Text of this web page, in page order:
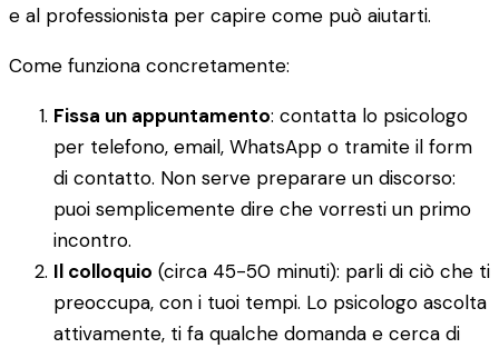
e al professionista per capire come può aiutarti.
Come funziona concretamente:
Fissa un appuntamento: contatta lo psicologo
per telefono, email, WhatsApp o tramite il form
di contatto. Non serve preparare un discorso:
puoi semplicemente dire che vorresti un primo
incontro.
Il colloquio (circa 45-50 minuti): parli di ciò che ti
preoccupa, con i tuoi tempi. Lo psicologo ascolta
attivamente, ti fa qualche domanda e cerca di